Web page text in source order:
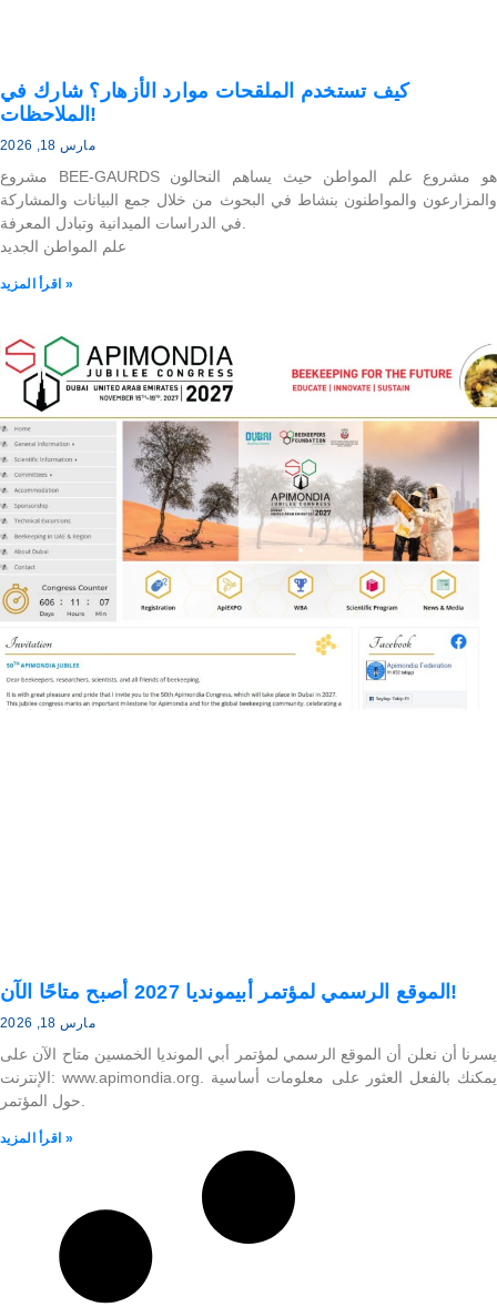
كيف تستخدم الملقحات موارد الأزهار؟ شارك في
الملاحظات!
مارس 18, 2026
مشروع BEE-GAURDS هو مشروع علم المواطن حيث يساهم النحالون
والمزارعون والمواطنون بنشاط في البحوث من خلال جمع البيانات والمشاركة
علم المواطن الجديد
اقرأ المزيد »
الموقع الرسمي لمؤتمر أبيمونديا 2027 أصبح متاحًا الآن!
مارس 18, 2026
يسرنا أن نعلن أن الموقع الرسمي لمؤتمر أبي المونديا الخمسين متاح الآن على
الإنترنت: www.apimondia.org. يمكنك بالفعل العثور على معلومات أساسية
اقرأ المزيد »